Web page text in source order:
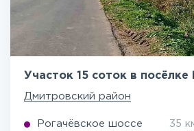
Участок 15 соток в
Дмитровский район
Рогачёвское шоссе 35